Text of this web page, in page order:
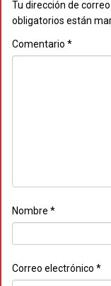
Tu dirección de
obligatorios están
Comentario *
Nombre *
Correo electrónico *